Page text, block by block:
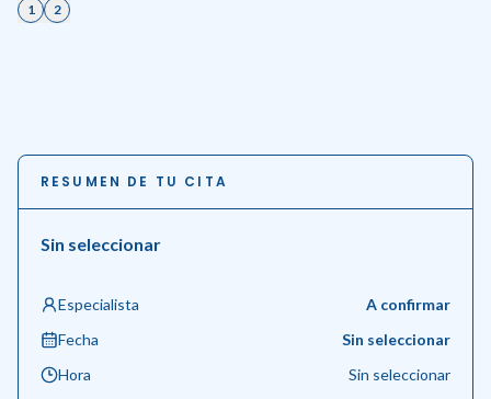
1 2
RESUMEN DE TU CITA
Sin seleccionar
Especialista
A confirmar
Fecha
Sin seleccionar
Hora
Sin seleccionar